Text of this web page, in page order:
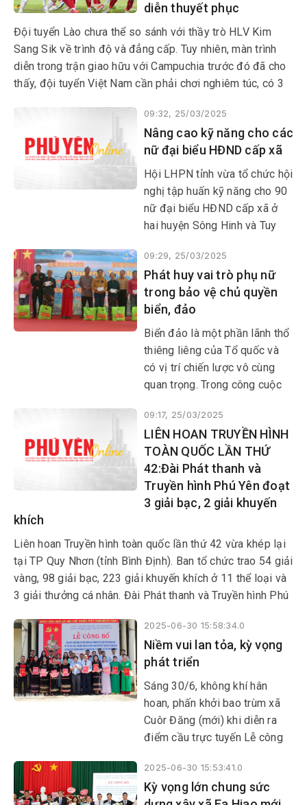
Tuy Hòa nhân kỷ niệm 50 năm
Ngày Giải phóng Phú Yên
(1/4/1975-1/4/2025) và 50
năm giải phóng miền Nam,
thống nhất đất nước
diễn thuyết phục
Đội tuyển Lào chưa thể so sánh với thầy trò HLV Kim
Sang Sik về trình độ và đẳng cấp. Tuy nhiên, màn trình
diễn trong trận giao hữu với Campuchia trước đó đã cho
thấy, đội tuyển Việt Nam cần phải chơi nghiêm túc, có 3
09:32, 25/03/2025
Nâng cao kỹ năng cho các
nữ đại biểu HĐND cấp xã
Hội LHPN tỉnh vừa tổ chức hội
nghị tập huấn kỹ năng cho 90
nữ đại biểu HĐND cấp xã ở
hai huyện Sông Hinh và Tuy
09:29, 25/03/2025
Phát huy vai trò phụ nữ
trong bảo vệ chủ quyền
biển, đảo
Biển đảo là một phần lãnh thổ
thiêng liêng của Tổ quốc và
có vị trí chiến lược vô cùng
quan trọng. Trong công cuộc
giới biển đảo, bên cạnh vai trò
của các LLVT, phụ nữ cũng
đóng một vai trò quan trọng.
09:17, 25/03/2025
LIÊN HOAN TRUYỀN HÌNH
TOÀN QUỐC LẦN THỨ
42:Đài Phát thanh và
Truyền hình Phú Yên đoạt
3 giải bạc, 2 giải khuyến
khích
Liên hoan Truyền hình toàn quốc lần thứ 42 vừa khép lại
tại TP Quy Nhơn (tỉnh Bình Định). Ban tổ chức trao 54 giải
vàng, 98 giải bạc, 223 giải khuyến khích ở 11 thể loại và
3 giải thưởng cá nhân. Đài Phát thanh và Truyền hình Phú
trao giải khuyến khích.
2025-06-30 15:58:34.0
Niềm vui lan tỏa, kỳ vọng
phát triển
Sáng 30/6, không khí hân
hoan, phấn khởi bao trùm xã
Cuôr Đăng (mới) khi diễn ra
điểm cầu trực tuyến Lễ công
Trung ương và địa phương về
sáp nhập đơn vị hành chính
2025-06-30 15:53:41.0
Kỳ vọng lớn chung sức